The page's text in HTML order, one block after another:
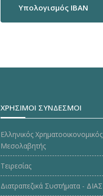
Υπολογισμός IBAN
ΧΡΗΣΙΜΟΙ ΣΥΝΔΕΣΜΟΙ
Ελληνικός Χρηματοοικονομικός
Μεσολαβητής
Τειρεσίας
Διατραπεζικά Συστήματα - ΔΙΑΣ